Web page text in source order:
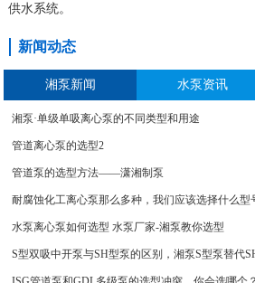
供水系统。
新闻动态
湘泵新闻 水泵资讯
湘泵·单级单吸离心泵的不同类型和用途
管道离心泵的选型2
管道泵的选型方法——潇湘制泵
耐腐蚀化工离心泵那么多种，我们应该选择什么型
水泵离心泵如何选型 水泵厂家-湘泵教你选型
S型双吸中开泵与SH型泵的区别，湘泵S型泵替代